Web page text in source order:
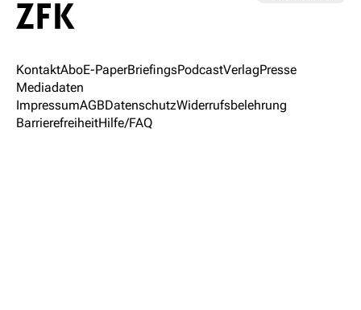
KontaktAboE-PaperBriefingsPodcastVerlagPresse
Mediadaten
ImpressumAGBDatenschutzWiderrufsbelehrung
BarrierefreiheitHilfe/FAQ